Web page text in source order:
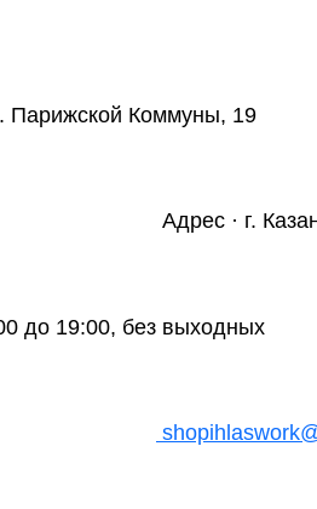
Парижской Коммуны, 19
Адрес · г.
до 19:00, без выходных